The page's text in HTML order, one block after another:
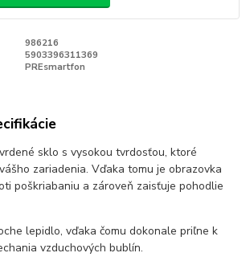
986216
5903396311369
PREsmartfon
sklo s vysokou tvrdosťou, ktoré
zariadenia. Vďaka tomu je obrazovka
poškriabaniu a zároveň zaisťuje pohodlie
lepidlo, vďaka čomu dokonale priľne k
vzduchových bublín.